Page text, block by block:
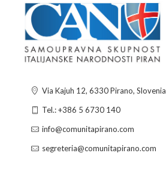
Via Kajuh 12, 6330 Pirano, Slovenia
Tel.: +386 5 6730 140
info@comunitapirano.com
segreteria@comunitapirano.com